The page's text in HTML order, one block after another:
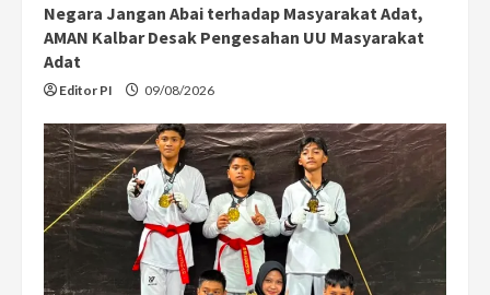
Negara Jangan Abai terhadap Masyarakat Adat,
AMAN Kalbar Desak Pengesahan UU Masyarakat
Adat
Editor PI 09/08/2026